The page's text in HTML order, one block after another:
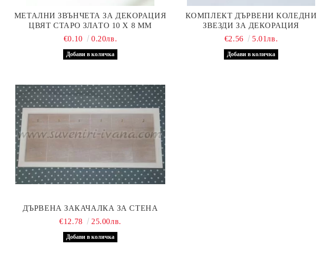
МЕТАЛНИ ЗВЪНЧЕТА ЗА ДЕКОРАЦИЯ
ЦВЯТ СТАРО ЗЛАТО 10 Х 8 ММ
€0.10
0.20лв.
КОМПЛЕКТ ДЪРВЕНИ КОЛЕДНИ
ЗВЕЗДИ ЗА ДЕКОРАЦИЯ
€2.56
5.01лв.
ДЪРВЕНА ЗАКАЧАЛКА ЗА СТЕНА
€12.78
25.00лв.